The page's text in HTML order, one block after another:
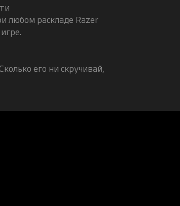
любом раскладе Razer
его ни скручивай,